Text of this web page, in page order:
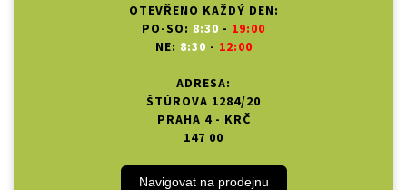
OTEVŘENO KAŽDÝ DEN:
PO-SO: 8:30 - 19:00
NE: 8:30 - 12:00
ADRESA:
ŠTÚROVA 1284/20
PRAHA 4 - KRČ
147 00
Navigovat na prodejnu